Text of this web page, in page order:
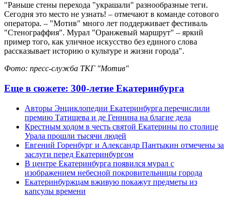
"Раньше стены перехода "украшали" разнообразные теги.
Сегодня это место не узнать! – отмечают в команде сотового
оператора. – "Мотив" много лет поддерживает фестиваль
"Стенограффия". Мурал "Оранжевый маршрут" – яркий
пример того, как уличное искусство без единого слова
рассказывает историю о культуре и жизни города".
Фото: пресс-служба ТКГ "Мотив"
Еще в сюжете: 300-летие Екатеринбурга
Авторы Энциклопедии Екатеринбурга перечислили
премию Татищева и де Геннина на благие дела
Крестным ходом в честь святой Екатерины по столице
Урала прошли тысячи людей
Евгений Горенбург и Александр Пантыкин отмечены за
заслуги перед Екатеринбургом
В центре Екатеринбурга появился мурал с
изображением небесной покровительницы города
Екатеринбуржцам вживую покажут предметы из
капсулы времени